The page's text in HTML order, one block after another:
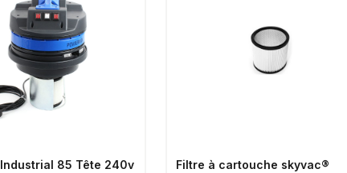
Skyvac® Industrial 85 Tête 240v
Filtre à cartouche skyvac®